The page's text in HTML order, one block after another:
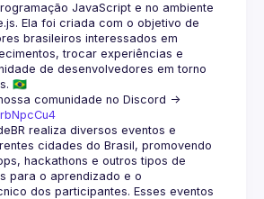
JavaScript e no ambiente
Ela foi criada com o objetivo de
brasileiros interessados em
trocar experiências e
de desenvolvedores em torno
comunidade no Discord ->
realiza diversos eventos e
cidades do Brasil, promovendo
hackathons e outros tipos de
para o aprendizado e o
dos participantes. Esses eventos